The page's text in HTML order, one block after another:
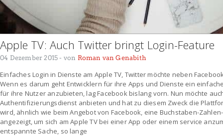
Apple TV: Auch Twitter bringt Login-Feature
04 Dezember 2015 - von Roman van Genabith
Einfaches Login in Dienste am Apple TV, Twitter möchte neben
Wenn es darum geht Entwicklern für ihre Apps und Dienste ein
für ihre Nutzer anzubieten, lag Facebook bislang vorn. Nun möchte
Authentifizierungsdienst anbieten und hat zu diesem Zweck die
wird, ähnlich wie beim Angebot von Facebook, eine Buchstaben-
angezeigt, um sich am Apple TV bei einer App oder einem service
entspannte Sache, so lange